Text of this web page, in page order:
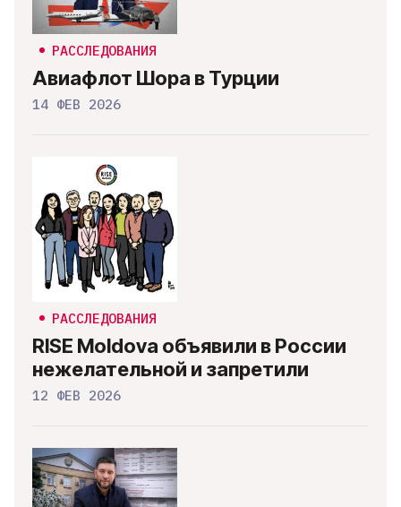
РАССЛЕДОВАНИЯ
Авиафлот Шора в Турции
14 ФЕВ 2026
РАССЛЕДОВАНИЯ
RISE Moldova объявили в России
нежелательной и запретили
12 ФЕВ 2026